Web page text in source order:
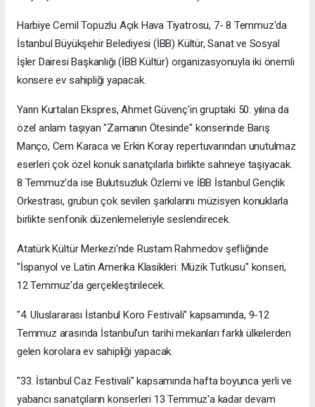
Harbiye Cemil Topuzlu Açık Hava Tiyatrosu, 7- 8 Temmuz'da
İstanbul Büyükşehir Belediyesi (İBB) Kültür, Sanat ve Sosyal
İşler Dairesi Başkanlığı (İBB Kültür) organizasyonuyla iki önemli
konsere ev sahipliği yapacak.
Yarın Kurtalan Ekspres, Ahmet Güvenç'in gruptaki 50. yılına da
özel anlam taşıyan "Zamanın Ötesinde" konserinde Barış
Manço, Cem Karaca ve Erkin Koray repertuvarından unutulmaz
eserleri çok özel konuk sanatçılarla birlikte sahneye taşıyacak.
8 Temmuz'da ise Bulutsuzluk Özlemi ve İBB İstanbul Gençlik
Orkestrası, grubun çok sevilen şarkılarını müzisyen konuklarla
birlikte senfonik düzenlemeleriyle seslendirecek.
Atatürk Kültür Merkezi'nde Rustam Rahmedov şefliğinde
"İspanyol ve Latin Amerika Klasikleri: Müzik Tutkusu" konseri,
12 Temmuz'da gerçekleştirilecek.
"4. Uluslararası İstanbul Koro Festivali" kapsamında, 9-12
Temmuz arasında İstanbul'un tarihi mekanları farklı ülkelerden
gelen korolara ev sahipliği yapacak.
"33. İstanbul Caz Festivali" kapsamında hafta boyunca yerli ve
yabancı sanatçıların konserleri 13 Temmuz'a kadar devam